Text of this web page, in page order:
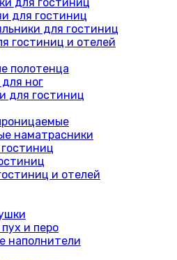
для гостиниц
для гостиниц
гостиниц и отелей
полотенца
ног
для гостиниц
наматрасники
и отелей
и перо
наполнители